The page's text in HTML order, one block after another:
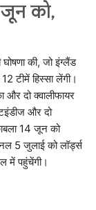
को,
की, जो इंग्लैंड
टीमें हिस्सा लेंगी।
और दो क्वालीफायर
और दो
14 जून को
5 जुलाई को लॉर्ड्स
में पहुंचेंगी।
• 11